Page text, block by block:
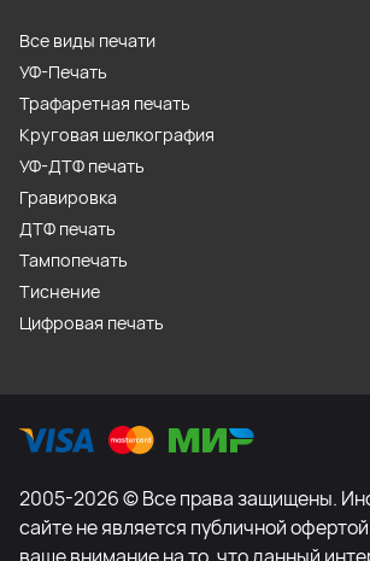
Все виды печати
УФ-Печать
Трафаретная печать
Круговая шелкография
УФ-ДТФ печать
Гравировка
ДТФ печать
Тампопечать
Тиснение
Цифровая печать
2005-2026 © Все права защищены.
сайте не является публичной
ваше внимание на то, что данный